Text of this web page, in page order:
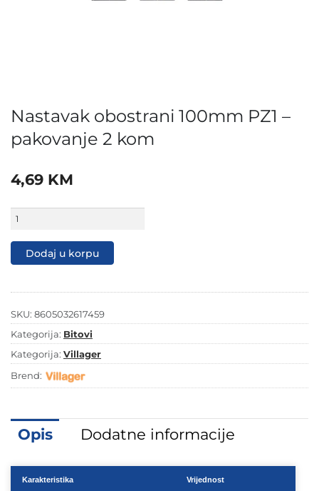
Nastavak obostrani 100mm PZ1 –
pakovanje 2 kom
4,69 KM
obostrani
PZ1
kom
Dodaj u korpu
SKU: 8605032617459
Kategorija: Bitovi
Kategorija: Villager
Brend:
Opis Dodatne informacije
Karakteristika Vrijednost